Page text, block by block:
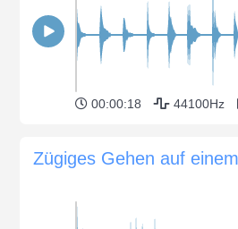
00:00:18 44100Hz
Zügiges Gehen auf